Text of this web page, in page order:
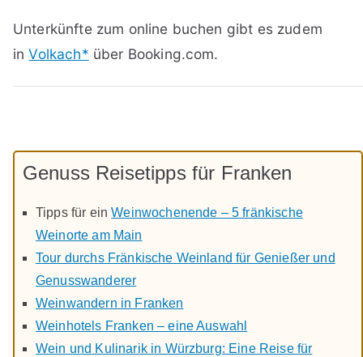
Unterkünfte zum online buchen gibt es zudem
inVolkach* über Booking.com.
Genuss Reisetipps für Franken
Tipps für einWeinwochenende – 5 fränkische
Weinorte am Main
Tour durchs Fränkische Weinland für Genießer und
Genusswanderer
Weinwandern in Franken
Weinhotels Franken – eine Auswahl
Wein und Kulinarik in Würzburg: Eine Reise für